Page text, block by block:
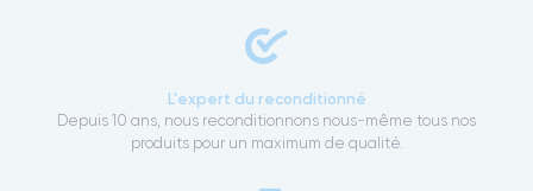
L'expert du reconditionné
Depuis 10 ans, nous reconditionnons nous-même tous nos
produits pour un maximum de qualité.